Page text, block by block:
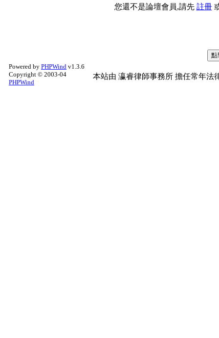
您還不是論壇會員,請先 註冊
Powered by PHPWind v1.3.6
Copyright © 2003-04
PHPWind
本站由 瀛睿律師事務所 擔任常年法